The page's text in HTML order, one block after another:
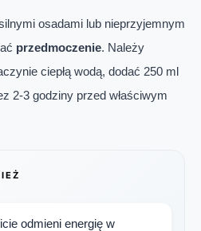
osadami lub nieprzyjemnym
przedmoczenie. Należy
ciepłą wodą, dodać 250 ml
2-3 godziny przed właściwym
odmieni energię w